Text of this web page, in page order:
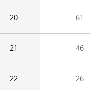
20 61
21 46
22 26